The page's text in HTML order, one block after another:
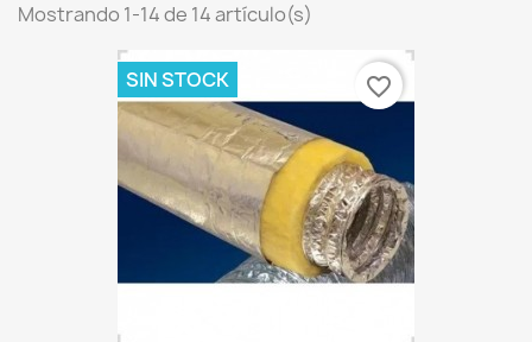
Mostrando 1-14 de 14 artículo(s)
SIN STOCK favorite_border